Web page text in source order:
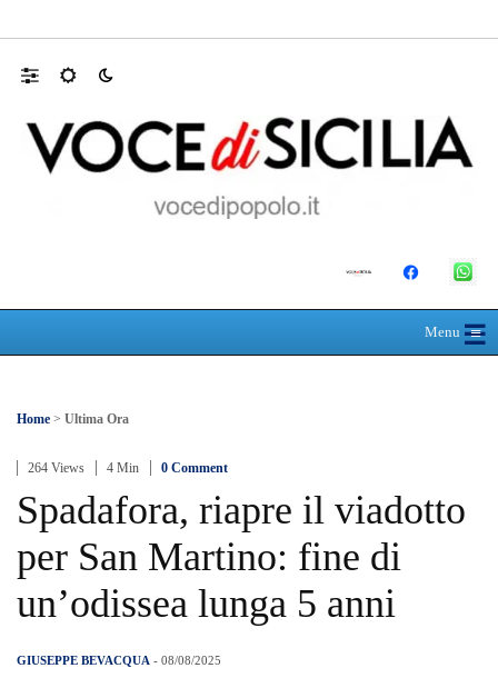
Menu≡
☰
Home > Ultima Ora
264 Views 4 Min 0 Comment
Spadafora, riapre il viadotto
per San Martino: fine di
un’odissea lunga 5 anni
GIUSEPPE BEVACQUA - 08/08/2025